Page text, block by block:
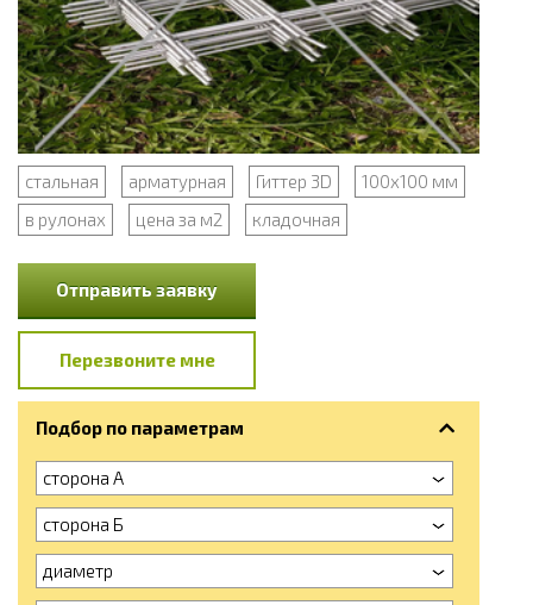
стальная арматурная Гиттер 3D
100x100 мм
в рулонах
цена за м2 кладочная
Отправить заявку
Перезвоните мне
Подбор по параметрам
сторона А
сторона Б
диаметр